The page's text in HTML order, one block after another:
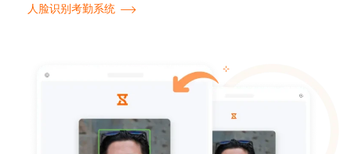
人脸识别考勤系统